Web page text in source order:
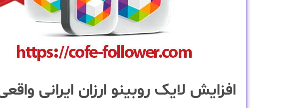
افزایش لایک روبینو ارزان ایرانی